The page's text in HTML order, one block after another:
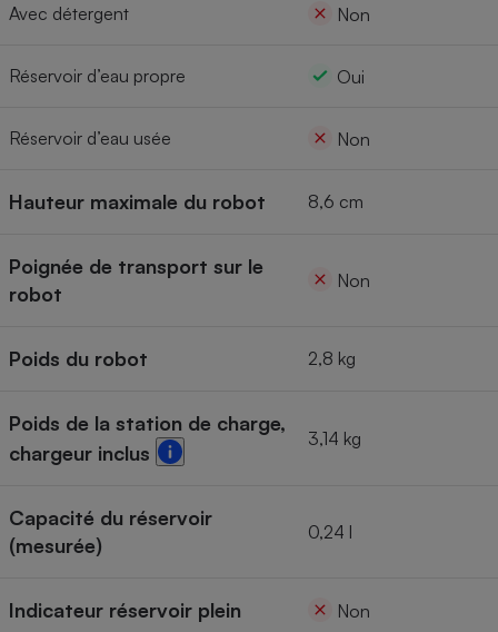
Avec détergent Non
Réservoir d’eau propre Oui
Réservoir d’eau usée Non
Hauteur maximale du robot 8,6 cm
Poignée de transport sur le
robot
Non
Poids du robot 2,8 kg
Poids de la station de charge,
chargeur inclus
3,14 kg
Capacité du réservoir
(mesurée)
0,24 l
Indicateur réservoir plein Non